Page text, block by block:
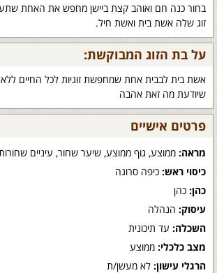
בחור כנה חם ואוהב קצת ביישן מחפש את האחת
זוג שלה אשת בית ואשת חיל.
על בת הזוג המבוקשת:
אשת בית לבבית אחת שמחפשת זוגיות לכל החיים
שיודעת מה זאת אהבה
פרטים אישיים
מראה: ממוצע, גוף ממוצע, שיער שחור, עיניים
כיסוי ראש: כיפה סרוגה
כהן: כהן
עיסוק: הנהלה
השכלה: עד תיכונית
מצב כלכלי: ממוצע
הרגלי עישון: לא מעשן/ת